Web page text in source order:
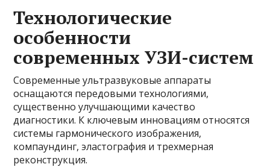
Технологические
особенности
современных УЗИ-систем
Современные ультразвуковые аппараты
оснащаются передовыми технологиями,
существенно улучшающими качество
диагностики. К ключевым инновациям относятся
системы гармонического изображения,
компаундинг, эластография и трехмерная
реконструкция.